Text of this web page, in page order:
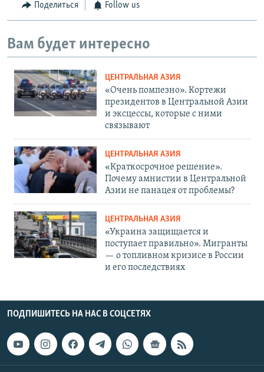
Поделиться Follow us
Вам будет интересно
ЦЕНТРАЛЬНАЯ АЗИЯ
«Очень помпезно». Кортежи
президентов в Центральной Азии
и эксцессы, которые с ними
связывают
ЦЕНТРАЛЬНАЯ АЗИЯ
«Краткосрочное решение».
Почему амнистии в Центральной
Азии не панацея от проблемы?
ЦЕНТРАЛЬНАЯ АЗИЯ
«Украина защищается и
поступает правильно». Мигранты
— о топливном кризисе в России
и его последствиях
ПОДПИШИТЕСЬ НА НАС В СОЦСЕТЯХ